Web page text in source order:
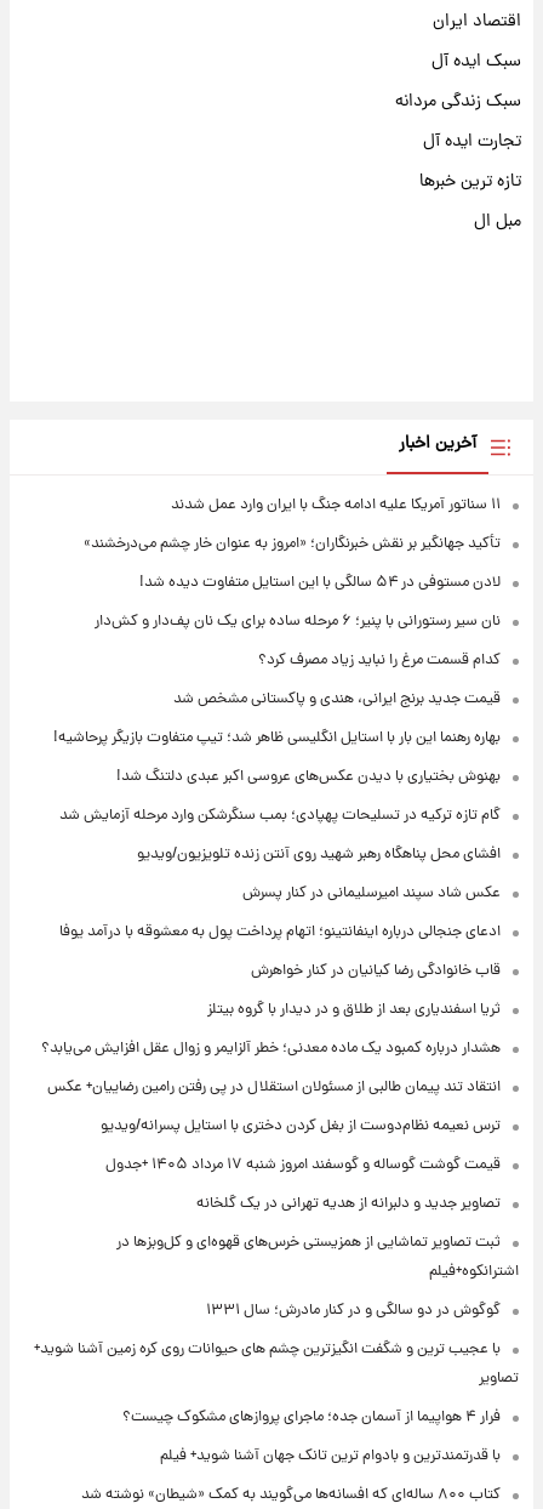
اقتصاد ایران
سبک ایده آل
سبک زندگی مردانه
تجارت ایده آل
تازه ترین خبرها
مبل ال
آخرین اخبار
۱۱ سناتور آمریکا علیه ادامه جنگ با ایران وارد عمل شدند
تأکید جهانگیر بر نقش خبرنگاران؛ «امروز به عنوان خار چشم می‌درخشند»
لادن مستوفی در ۵۴ سالگی با این استایل متفاوت دیده شد!
نان سیر رستورانی با پنیر؛ ۶ مرحله ساده برای یک نان پف‌دار و کش‌دار
کدام قسمت مرغ را نباید زیاد مصرف کرد؟
قیمت جدید برنج ایرانی، هندی و پاکستانی مشخص شد
بهاره رهنما این بار با استایل انگلیسی ظاهر شد؛ تیپ متفاوت بازیگر پرحاشیه!
بهنوش بختیاری با دیدن عکس‌های عروسی اکبر عبدی دلتنگ شد!
گام تازه ترکیه در تسلیحات پهپادی؛ بمب سنگرشکن وارد مرحله آزمایش شد
افشای محل پناهگاه‌ رهبر شهید روی آنتن زنده تلویزیون/ویدیو
عکس شاد سپند امیرسلیمانی در کنار پسرش
ادعای جنجالی درباره اینفانتینو؛ اتهام پرداخت پول به معشوقه با درآمد یوفا
قاب خانوادگی رضا کیانیان در کنار خواهرش
ثریا اسفندیاری بعد از طلاق و در دیدار با گروه بیتلز
هشدار درباره کمبود یک ماده معدنی؛ خطر آلزایمر و زوال عقل افزایش می‌یابد؟
انتقاد تند پیمان طالبی از مسئولان استقلال در پی رفتن رامین رضاییان+ عکس
ترس نعیمه نظام‌دوست از بغل کردن دختری با استایل پسرانه/ویدیو
قیمت گوشت گوساله و گوسفند امروز شنبه ۱۷ مرداد ۱۴۰۵ +جدول
تصاویر جدید و دلبرانه از هدیه تهرانی در یک گلخانه
ثبت تصاویر تماشایی از همزیستی خرس‌های قهوه‌ای و کل‌وبزها در
اشترانکوه+فیلم
گوگوش در دو سالگی و در کنار مادرش؛ سال ۱۳۳۱
با عجیب ترین و شگفت انگیزترین چشم های حیوانات روی کره زمین آشنا شوید+
تصاویر
فرار ۴ هواپیما از آسمان جده؛ ماجرای پروازهای مشکوک چیست؟
با قدرتمندترین و بادوام ترین تانک جهان آشنا شوید+ فیلم
کتاب ۸۰۰ ساله‌ای که افسانه‌ها می‌گویند به کمک «شیطان» نوشته شد